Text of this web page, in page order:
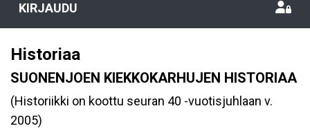
KIRJAUDU
Historiaa
SUONENJOEN KIEKKOKARHUJEN HISTORIAA
(Historiikki on koottu seuran 40 -vuotisjuhlaan v.
2005)